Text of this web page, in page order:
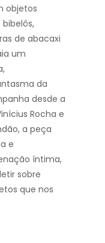
objetos
de abacaxi
um
da
desde a
Rocha e
a peça
e
íntima,
sobre
que nos